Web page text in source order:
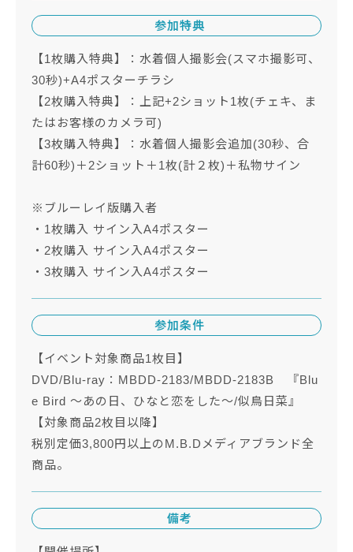
参加特典
【1枚購入特典】：水着個人撮影会(スマホ撮影可、
30秒)+A4ポスターチラシ
【2枚購入特典】：上記+2ショット1枚(チェキ、ま
たはお客様のカメラ可)
【3枚購入特典】：水着個人撮影会追加(30秒、合
計60秒)＋2ショット＋1枚(計２枚)＋私物サイン
※ブルーレイ版購入者
・1枚購入 サイン入A4ポスター
・2枚購入 サイン入A4ポスター
・3枚購入 サイン入A4ポスター
参加条件
【イベント対象商品1枚目】
DVD/Blu-ray：MBDD-2183/MBDD-2183B 『Blu
e Bird ～あの日、ひなと恋をした～/似鳥日菜』
【対象商品2枚目以降】
税別定価3,800円以上のM.B.Dメディアブランド全
商品。
備考